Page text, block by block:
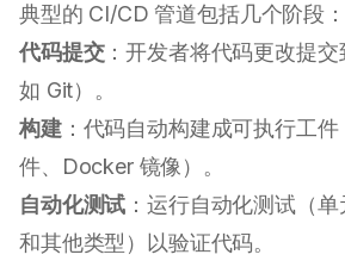
典型的 CI/CD 管道包括几个阶段：
代码提交：开发者将代码更改提
如 Git）。
构建：代码自动构建成可执行工
件、Docker 镜像）。
自动化测试 ：运行自动化测试（
和其他类型）以验证代码。